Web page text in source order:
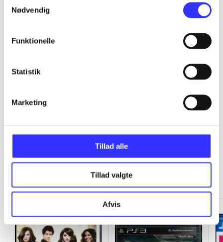
Nødvendig
Funktionelle
Statistik
Marketing
Tillad alle
Tillad valgte
Afvis
...